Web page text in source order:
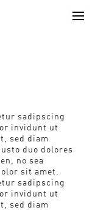
sadipscing
invidunt ut
sed diam
duo dolores
no sea
sit amet.
sadipscing
invidunt ut
sed diam